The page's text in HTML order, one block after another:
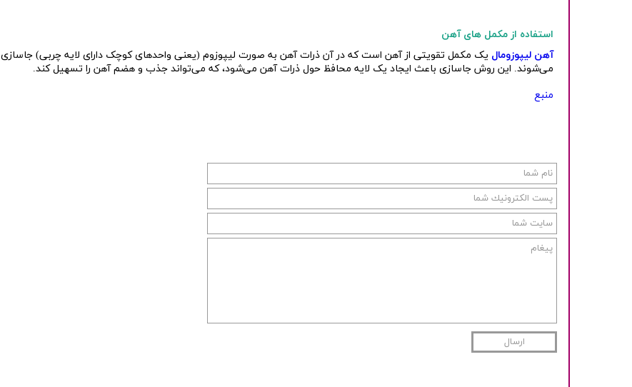
استفاده از مکمل های آهن
آهن لیپوزومال یک مکمل تقویتی از آهن است که در آن ذرات آهن به صورت لیپوزوم (یعنی واحدهای کوچک دارای لایه چربی) جاسازی
می‌شوند. این روش جاسازی باعث ایجاد یک لایه محافظ حول ذرات آهن می‌شود، که می‌تواند جذب و هضم آهن را تسهیل کند.
منبع
ارسال